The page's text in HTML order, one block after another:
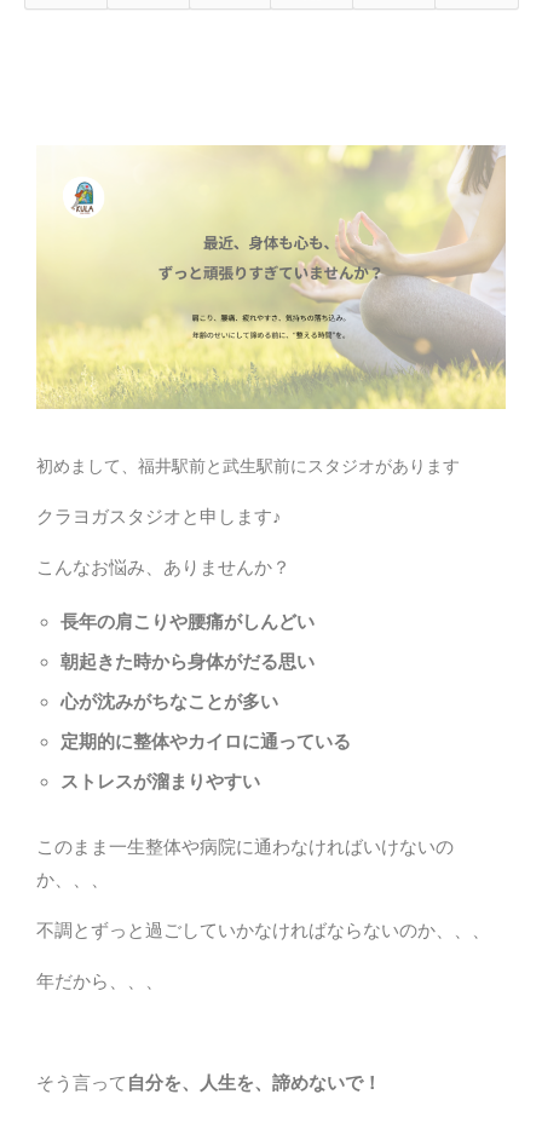
初めまして、福井駅前と武生駅前にスタジオがあります
クラヨガスタジオと申します♪
こんなお悩み、ありませんか？
長年の肩こりや腰痛がしんどい
朝起きた時から身体がだる思い
心が沈みがちなことが多い
定期的に整体やカイロに通っている
ストレスが溜まりやすい
このまま一生整体や病院に通わなければいけないの
か、、、
不調とずっと過ごしていかなければならないのか、、、
年だから、、、
そう言って 自分を、人生を、諦めないで！